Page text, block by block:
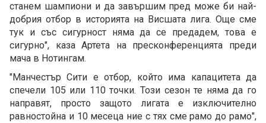
станем шампиони и да завършим пред може би най-
добрия отбор в историята на Висшата лига. Още сме
тук и със сигурност няма да се предадем, това е
сигурно", каза Артета на пресконференцията преди
мача в Нотингам.
"Манчестър Сити е отбор, който има капацитета да
спечели 105 или 110 точки. Този сезон те няма да го
направят, просто защото лигата е изключително
равностойна и 10 месеца ние с тях сме рамо до рамо",